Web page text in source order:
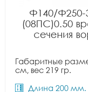
Ф140/Ф250-
(08ПС)0.50
сечения
Габаритные
см, вес 219 гр.
Длина 200 мм.